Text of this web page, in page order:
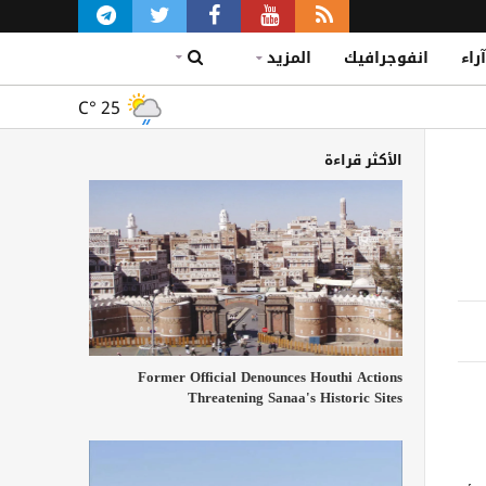
آراء انفوجرافيك المزيد
C° 25
الأكثر قراءة
Former Official Denounces Houthi Actions
Threatening Sanaa's Historic Sites